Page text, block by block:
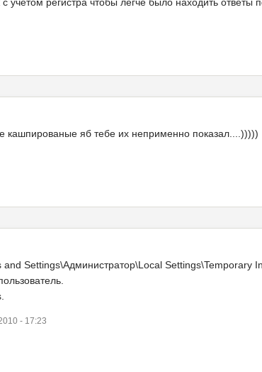
регистра чтобы легче было находить ответы
кашпированые яб тебе их неприменно показал....)))))
Settings\Администратор\Local Settings\Temporary
- 17:23